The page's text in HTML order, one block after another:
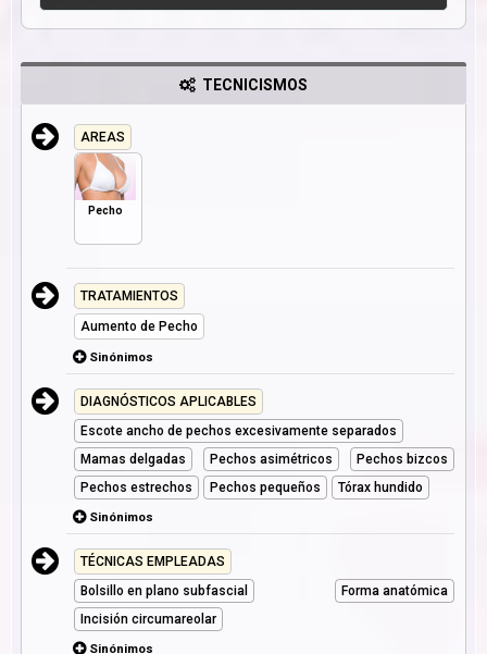
TECNICISMOS
AREAS
Pecho
TRATAMIENTOS
Aumento de Pecho
Sinónimos
DIAGNÓSTICOS APLICABLES
Escote ancho de pechos excesivamente separados
Mamas delgadas
Pechos asimétricos
Pechos bizcos
Pechos estrechos
Pechos pequeños
Tórax hundido
Sinónimos
TÉCNICAS EMPLEADAS
Bolsillo en plano subfascial
Forma anatómica
Incisión circumareolar
Sinónimos